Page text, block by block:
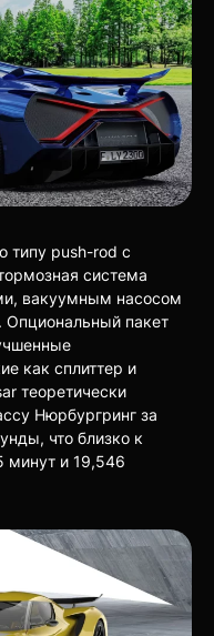
типу push-rod с
система
вакуумным насосом
Опциональный пакет
как сплиттер и
теоретически
Нюрбургринг за
что близко к
минут и 19,546